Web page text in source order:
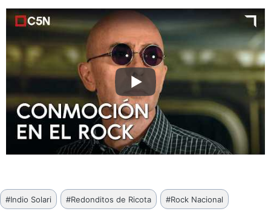
Etiquetas
de
#Indio Solari #Redonditos de Ricota #Rock Nacional